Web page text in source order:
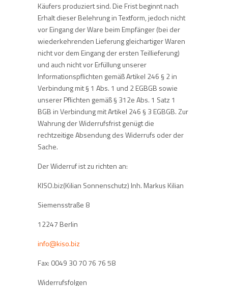
Käufers produziert sind. Die Frist beginnt nach
Erhalt dieser Belehrung in Textform, jedoch nicht
vor Eingang der Ware beim Empfänger (bei der
wiederkehrenden Lieferung gleichartiger Waren
nicht vor dem Eingang der ersten Teillieferung)
und auch nicht vor Erfüllung unserer
Informationspflichten gemäß Artikel 246 § 2 in
Verbindung mit § 1 Abs. 1 und 2 EGBGB sowie
unserer Pflichten gemäß § 312e Abs. 1 Satz 1
BGB in Verbindung mit Artikel 246 § 3 EGBGB. Zur
Wahrung der Widerrufsfrist genügt die
rechtzeitige Absendung des Widerrufs oder der
Sache.
Der Widerruf ist zu richten an:
KISO.biz(Kilian Sonnenschutz) Inh. Markus Kilian
Siemensstraße 8
12247 Berlin
info@kiso.biz
Fax: 0049 30 70 76 76 58
Widerrufsfolgen